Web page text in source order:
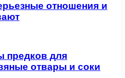
отношения и
предков для
отвары и соки